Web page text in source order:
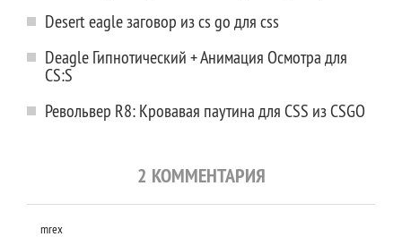
Desert eagle заговор из cs go для css
Deagle Гипнотический + Анимация Осмотра для
CS:S
Револьвер R8: Кровавая паутина для CSS из CSGO
2 КОММЕНТАРИЯ
mrex